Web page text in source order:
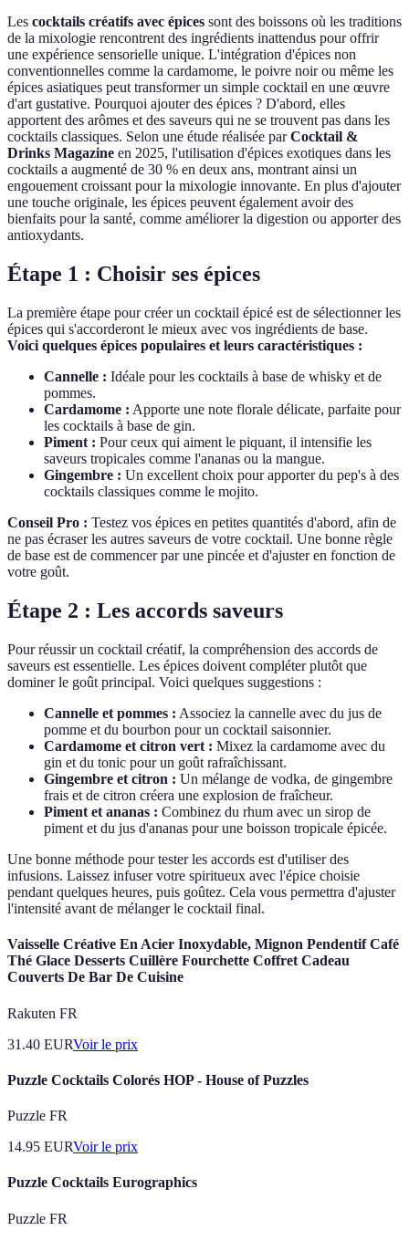
Les cocktails créatifs avec épices sont des boissons où les traditions
de la mixologie rencontrent des ingrédients inattendus pour offrir
une expérience sensorielle unique. L'intégration d'épices non
conventionnelles comme la cardamome, le poivre noir ou même les
épices asiatiques peut transformer un simple cocktail en une œuvre
d'art gustative. Pourquoi ajouter des épices ? D'abord, elles
apportent des arômes et des saveurs qui ne se trouvent pas dans les
cocktails classiques. Selon une étude réalisée parCocktail &
Drinks Magazine en 2025, l'utilisation d'épices exotiques dans les
cocktails a augmenté de 30 % en deux ans, montrant ainsi un
engouement croissant pour la mixologie innovante. En plus d'ajouter
une touche originale, les épices peuvent également avoir des
bienfaits pour la santé, comme améliorer la digestion ou apporter des
antioxydants.
Étape 1 : Choisir ses épices
La première étape pour créer un cocktail épicé est de sélectionner les
épices qui s'accorderont le mieux avec vos ingrédients de base.
Voici quelques épices populaires et leurs caractéristiques :
Cannelle : Idéale pour les cocktails à base de whisky et de
pommes.
Cardamome : Apporte une note florale délicate, parfaite pour
les cocktails à base de gin.
Piment : Pour ceux qui aiment le piquant, il intensifie les
saveurs tropicales comme l'ananas ou la mangue.
Gingembre : Un excellent choix pour apporter du pep's à des
cocktails classiques comme le mojito.
Conseil Pro : Testez vos épices en petites quantités d'abord, afin de
ne pas écraser les autres saveurs de votre cocktail. Une bonne règle
de base est de commencer par une pincée et d'ajuster en fonction de
votre goût.
Étape 2 : Les accords saveurs
Pour réussir un cocktail créatif, la compréhension des accords de
saveurs est essentielle. Les épices doivent compléter plutôt que
dominer le goût principal. Voici quelques suggestions :
Cannelle et pommes : Associez la cannelle avec du jus de
pomme et du bourbon pour un cocktail saisonnier.
Cardamome et citron vert : Mixez la cardamome avec du
gin et du tonic pour un goût rafraîchissant.
Gingembre et citron : Un mélange de vodka, de gingembre
frais et de citron créera une explosion de fraîcheur.
Piment et ananas : Combinez du rhum avec un sirop de
piment et du jus d'ananas pour une boisson tropicale épicée.
Une bonne méthode pour tester les accords est d'utiliser des
infusions. Laissez infuser votre spiritueux avec l'épice choisie
pendant quelques heures, puis goûtez. Cela vous permettra d'ajuster
l'intensité avant de mélanger le cocktail final.
Vaisselle Créative En Acier Inoxydable, Mignon Pendentif Café
Thé Glace Desserts Cuillère Fourchette Coffret Cadeau
Couverts De Bar De Cuisine
Rakuten FR
31.40 EURVoir le prix
Puzzle Cocktails Colorés HOP - House of Puzzles
Puzzle FR
14.95 EURVoir le prix
Puzzle Cocktails Eurographics
Puzzle FR